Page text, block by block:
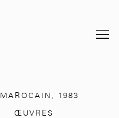
MAROCAIN, 1983
ŒUVRES